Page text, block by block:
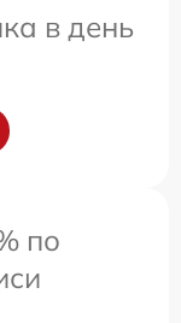
в день
по